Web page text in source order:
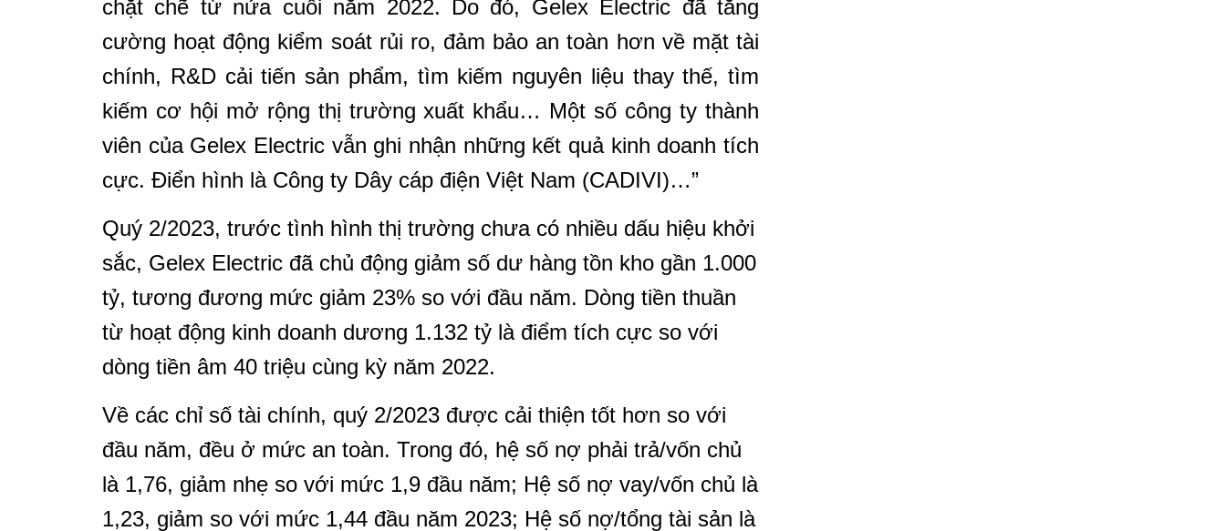
chặt chẽ từ nửa cuối năm 2022. Do đó, Gelex Electric đã tăng
cường hoạt động kiểm soát rủi ro, đảm bảo an toàn hơn về mặt tài
chính, R&D cải tiến sản phẩm, tìm kiếm nguyên liệu thay thế, tìm
kiếm cơ hội mở rộng thị trường xuất khẩu… Một số công ty thành
viên của Gelex Electric vẫn ghi nhận những kết quả kinh doanh tích
cực. Điển hình là Công ty Dây cáp điện Việt Nam (CADIVI)…”
Quý 2/2023, trước tình hình thị trường chưa có nhiều dấu hiệu khởi
sắc, Gelex Electric đã chủ động giảm số dư hàng tồn kho gần 1.000
tỷ, tương đương mức giảm 23% so với đầu năm. Dòng tiền thuần
từ hoạt động kinh doanh dương 1.132 tỷ là điểm tích cực so với
dòng tiền âm 40 triệu cùng kỳ năm 2022.
Về các chỉ số tài chính, quý 2/2023 được cải thiện tốt hơn so với
đầu năm, đều ở mức an toàn. Trong đó, hệ số nợ phải trả/vốn chủ
là 1,76, giảm nhẹ so với mức 1,9 đầu năm; Hệ số nợ vay/vốn chủ là
1,23, giảm so với mức 1,44 đầu năm 2023; Hệ số nợ/tổng tài sản là